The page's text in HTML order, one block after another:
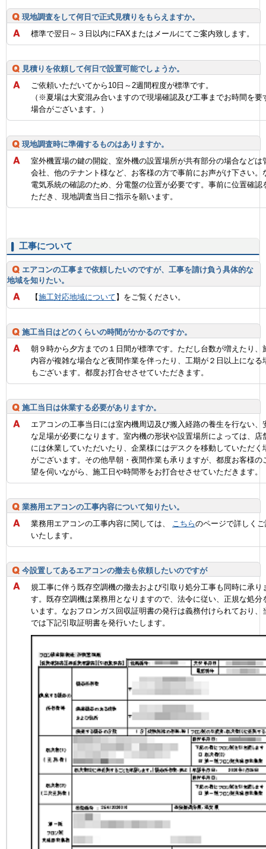
現地調査をして何日で正式見積りをもらえますか。
標準で翌日～３日以内にFAXまたはメールにてご案内致します。
見積りを依頼して何日で設置可能でしょうか。
ご依頼いただいてから10日～2週間程度が標準です。
（※夏場は大変混み合いますので現場確認及び工事までお時間を要
場合がございます。）
現地調査時に準備するものはありますか。
室外機置場の鍵の開錠、室外機の設置場所が共有部分の場合などは
会社、他のテナント様など、お客様の方で事前にお声がけ下さい。
電気系統の確認のため、分電盤の位置が必要です。事前に位置確認
ただき、現地調査当日ご指示を願います。
工事について
エアコンの工事まで依頼したいのですが、工事を請け負う具体的な
地域を知りたい。
【施工対応地域について】をご覧ください。
施工当日はどのくらいの時間がかかるのですか。
朝９時から夕方までの１日間が標準です。ただし台数が増えたり、
内容が複雑な場合など夜間作業を伴ったり、工期が２日以上になる
もございます。都度お打合せさせていただきます。
施工当日は休業する必要がありますか。
エアコンの工事当日には室内機周辺及び搬入経路の養生を行ない、
な足場が必要になります。室内機の形状や設置場所によっては、店
には休業していただいたり、企業様にはデスクを移動していただく
がございます。その他早朝・夜間作業も承りますが、都度お客様の
望を伺いながら、施工日や時間帯をお打合せさせていただきます。
業務用エアコンの工事内容について知りたい。
業務用エアコンの工事内容に関しては、
こちらのページで詳しく
いたします。
今設置してあるエアコンの撤去も依頼したいのですが
規工事に伴う既存空調機の撤去および引取り処分工事も同時に承り
す。既存空調機は業務用となりますので、法令に従い、正規な処分
います。なおフロンガス回収証明書の発行は義務付けられており、
では下記引取証明書を発行いたします。